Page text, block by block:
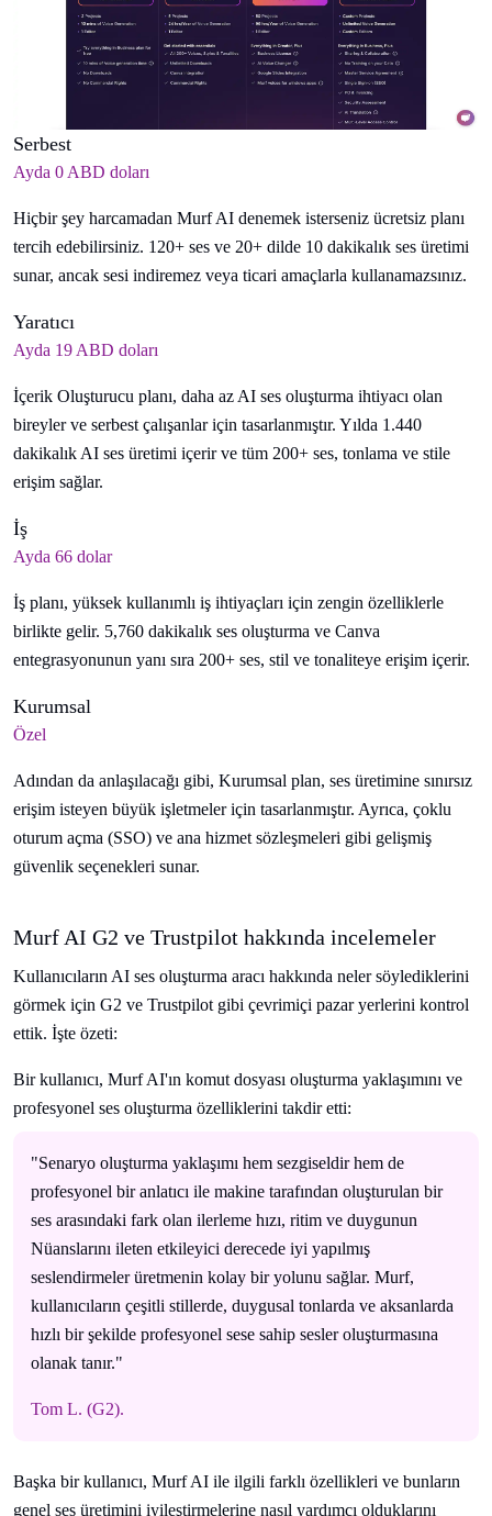
Serbest
Ayda 0 ABD doları
Hiçbir şey harcamadan Murf AI denemek isterseniz ücretsiz planı
tercih edebilirsiniz. 120+ ses ve 20+ dilde 10 dakikalık ses üretimi
sunar, ancak sesi indiremez veya ticari amaçlarla kullanamazsınız.
Yaratıcı
Ayda 19 ABD doları
İçerik Oluşturucu planı, daha az AI ses oluşturma ihtiyacı olan
bireyler ve serbest çalışanlar için tasarlanmıştır. Yılda 1.440
dakikalık AI ses üretimi içerir ve tüm 200+ ses, tonlama ve stile
erişim sağlar.
İş
Ayda 66 dolar
İş planı, yüksek kullanımlı iş ihtiyaçları için zengin özelliklerle
birlikte gelir. 5,760 dakikalık ses oluşturma ve Canva
entegrasyonunun yanı sıra 200+ ses, stil ve tonaliteye erişim içerir.
Kurumsal
Özel
Adından da anlaşılacağı gibi, Kurumsal plan, ses üretimine sınırsız
erişim isteyen büyük işletmeler için tasarlanmıştır. Ayrıca, çoklu
oturum açma (SSO) ve ana hizmet sözleşmeleri gibi gelişmiş
güvenlik seçenekleri sunar.
Murf AI G2 ve Trustpilot hakkında incelemeler
Kullanıcıların AI ses oluşturma aracı hakkında neler söylediklerini
görmek için G2 ve Trustpilot gibi çevrimiçi pazar yerlerini kontrol
ettik. İşte özeti:
Bir kullanıcı, Murf AI'ın komut dosyası oluşturma yaklaşımını ve
profesyonel ses oluşturma özelliklerini takdir etti:
"Senaryo oluşturma yaklaşımı hem sezgiseldir hem de
profesyonel bir anlatıcı ile makine tarafından oluşturulan bir
ses arasındaki fark olan ilerleme hızı, ritim ve duygunun
Nüanslarını ileten etkileyici derecede iyi yapılmış
seslendirmeler üretmenin kolay bir yolunu sağlar. Murf,
kullanıcıların çeşitli stillerde, duygusal tonlarda ve aksanlarda
hızlı bir şekilde profesyonel sese sahip sesler oluşturmasına
olanak tanır."
Tom L. (G2).
Başka bir kullanıcı, Murf AI ile ilgili farklı özellikleri ve bunların
genel ses üretimini iyileştirmelerine nasıl yardımcı olduklarını